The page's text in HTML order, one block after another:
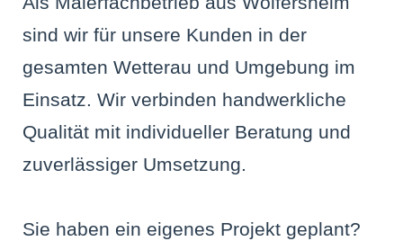
sind wir für unsere Kunden in der
gesamten Wetterau und Umgebung im
Einsatz. Wir verbinden handwerkliche
Qualität mit individueller Beratung und
zuverlässiger Umsetzung.
Sie haben ein eigenes Projekt geplant?